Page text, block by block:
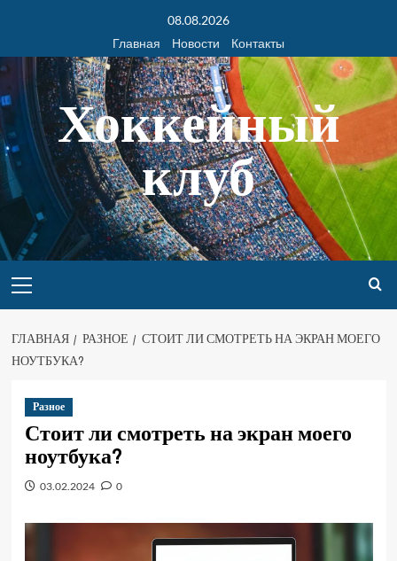
08.08.2026
Главная
Новости Контакты
Хоккейный
клуб
ГЛАВНАЯ РАЗНОЕ
СТОИТ ЛИ СМОТРЕТЬ НА ЭКРАН МОЕГО
НОУТБУКА?
Разное
Стоит ли смотреть на экран моего
ноутбука?
03.02.2024 0